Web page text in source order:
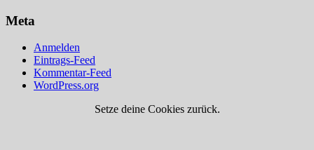
Meta
Anmelden
Eintrags-Feed
Kommentar-Feed
WordPress.org
Setze deine Cookies zurück.